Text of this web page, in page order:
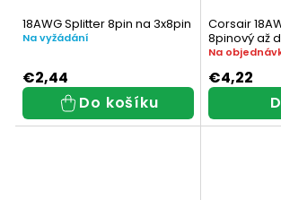
18AWG Splitter 8pin na 3x8pin
Na vyžádání
€2,44
Do košíku
Corsair
8pinový až
napájecí
Na
€4,22